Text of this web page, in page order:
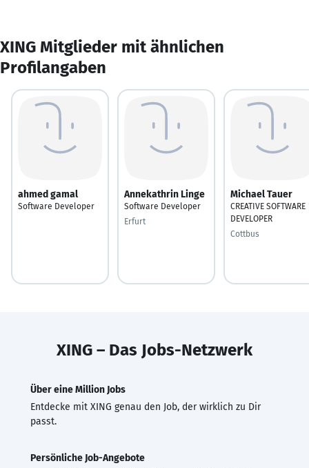
XING Mitglieder mit ähnlichen
Profilangaben
ahmed gamal
Software Developer
Annekathrin Linge
Software Developer
Erfurt
Michael Tauer
CREATIVE SOFTWARE
DEVELOPER
Cottbus
XING – Das Jobs-Netzwerk
Über eine Million Jobs
Entdecke mit XING genau den Job, der wirklich zu Dir
passt.
Persönliche Job-Angebote